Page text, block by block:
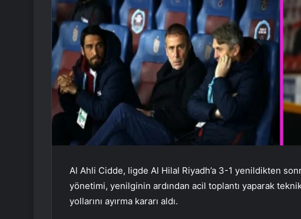
Al Ahli Cidde, ligde Al Hilal Riyadh’a 3-1 yenildikten
yönetimi, yenilginin ardından acil toplantı yaparak
yollarını ayırma kararı aldı.